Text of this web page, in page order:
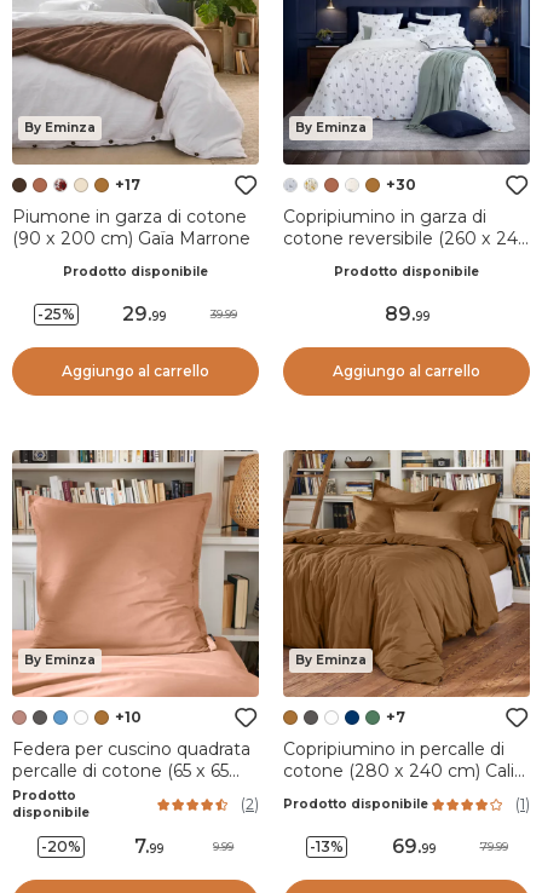
By Eminza
+17
Piumone in garza di cotone
(90 x 200 cm) Gaïa Marrone
Prodotto disponibile
-25% 29.99 39.99
Aggiungo al carrello
By Eminza
+30
Copripiumino in garza di
cotone reversibile (260 x 240
Prodotto disponibile
89.99
Aggiungo al carrello
By Eminza
+10
Federa per cuscino quadrata
percalle di cotone (65 x 65
cm) Cali Corallo
Prodotto
disponibile
(2)
-20% 7.99 9.99
By Eminza
+7
Copripiumino in percalle di
cotone (280 x 240 cm) Cali
Prodotto disponibile (1)
-13% 69.99 79.99